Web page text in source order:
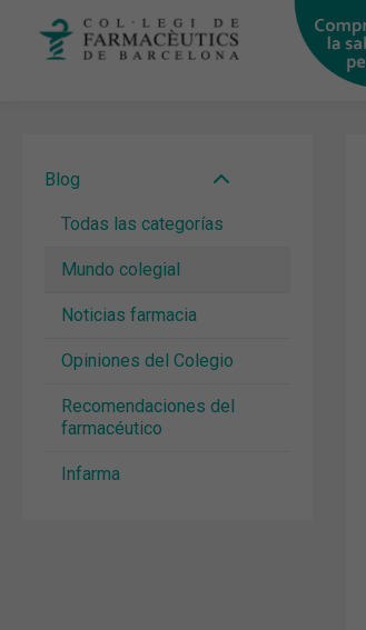
Blog
Todas las categorías
Mundo colegial
Noticias farmacia
Opiniones del Colegio
Recomendaciones del
farmacéutico
Infarma